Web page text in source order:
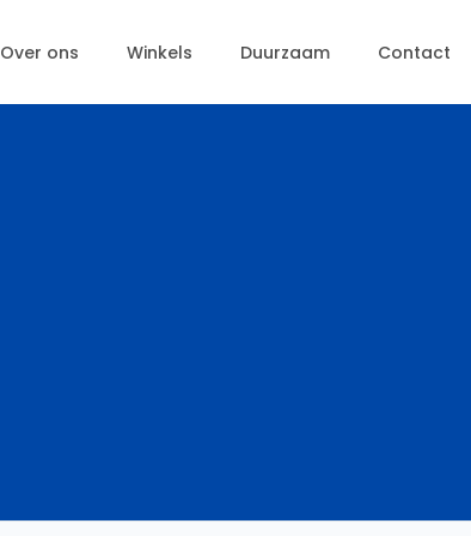
Over ons Winkels Duurzaam Contact